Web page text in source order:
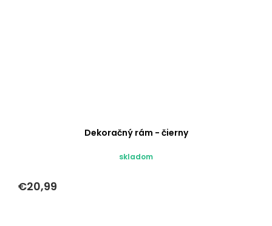
Dekoračný rám - čierny
skladom
€20,99